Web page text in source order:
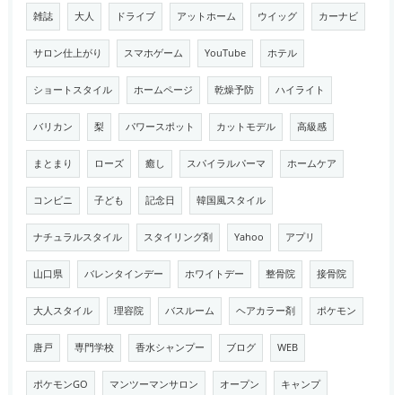
雑誌 大人 ドライブ アットホーム ウイッグ カーナビ
サロン仕上がり スマホゲーム YouTube ホテル
ショートスタイル ホームページ 乾燥予防 ハイライト
バリカン 梨 パワースポット カットモデル 高級感
まとまり ローズ 癒し スパイラルパーマ ホームケア
コンビニ 子ども 記念日 韓国風スタイル
ナチュラルスタイル スタイリング剤 Yahoo アプリ
山口県 バレンタインデー ホワイトデー 整骨院 接骨院
大人スタイル 理容院 バスルーム ヘアカラー剤 ポケモン
唐戸 専門学校 香水シャンプー ブログ WEB
ポケモンGO マンツーマンサロン オープン キャンプ